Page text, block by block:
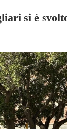
si è